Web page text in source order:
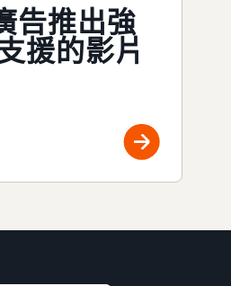
告推出強
援的影片